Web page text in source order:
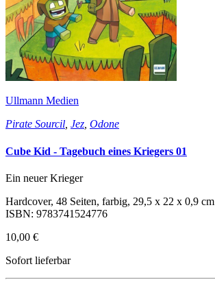
Ullmann Medien
Pirate Sourcil, Jez, Odone
Cube Kid - Tagebuch eines Kriegers 01
Ein neuer Krieger
Hardcover, 48 Seiten, farbig, 29,5 x 22 x 0,9 cm
ISBN: 9783741524776
10,00 €
Sofort lieferbar